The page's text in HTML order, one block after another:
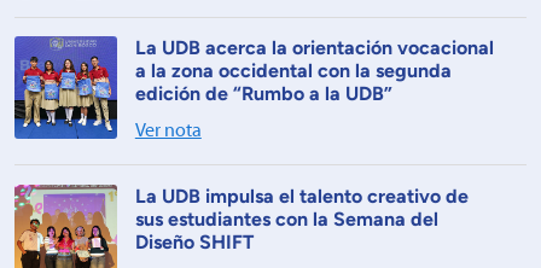
La UDB acerca la orientación vocacional
a la zona occidental con la segunda
edición de “Rumbo a la UDB”
Ver nota
La UDB impulsa el talento creativo de
sus estudiantes con la Semana del
Diseño SHIFT